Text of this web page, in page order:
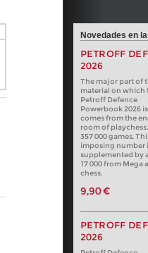
Novedades en
PETROFF
2026
The major part of
material on which
Petroff Defence
Powerbook 2026
comes from the
room of
357 000 games.
imposing number
supplemented by
17 000 from
chess.
9,90 €
PETROFF
2026